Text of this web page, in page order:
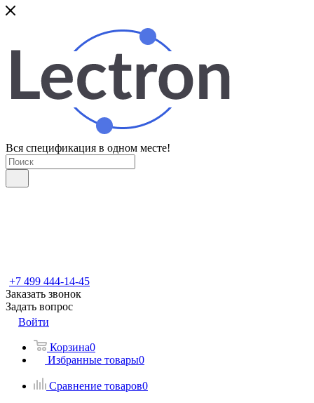
Вся спецификация в одном месте!
+7 499 444-14-45
Заказать звонок
Задать вопрос
Войти
Корзина0
Избранные товары0
Сравнение товаров0